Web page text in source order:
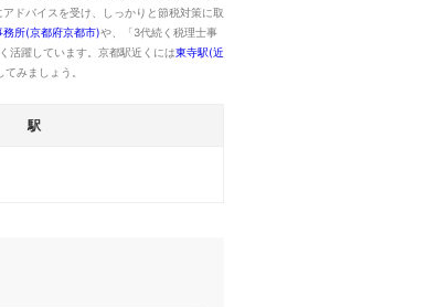
ドバイスを受け、しっかりと節税対策に取
所(京都府京都市)や、「3代続く税理士事
活躍しています。京都駅近くには東寺駅(近
みましょう。
駅